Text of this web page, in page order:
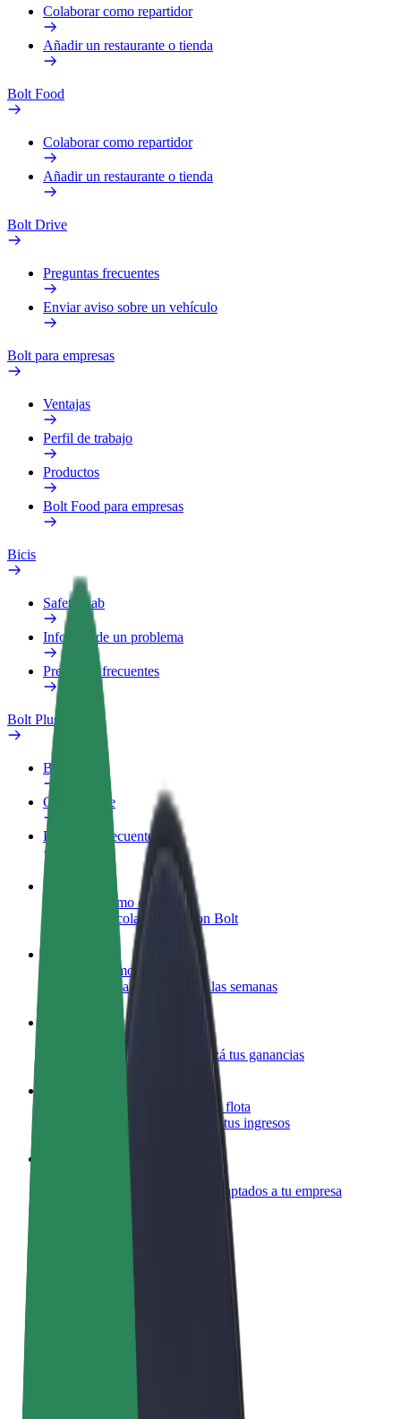
Colaborar como repartidor
Añadir un restaurante o tienda
Bolt Food
Colaborar como repartidor
Añadir un restaurante o tienda
Bolt Drive
Preguntas frecuentes
Enviar aviso sobre un vehículo
Bolt para empresas
Ventajas
Perfil de trabajo
Productos
Bolt Food para empresas
Bicis
Safety Lab
Informar de un problema
Preguntas frecuentes
Bolt Plus
Beneficios
Cómo unirse
Preguntas frecuentes
Colaborar como conductor
Gana dinero colaborando con Bolt
Colaborar como repartidor
Repartí comida y cobrá todas las semanas
Añadir un restaurante o tienda
Llegá a más clientes y maximizá tus ganancias
Registrarse como propietario de flota
Añadí tu flota a Bolt y potenciá tus ingresos
Productos y servicios de Bolt adaptados a tu empresa